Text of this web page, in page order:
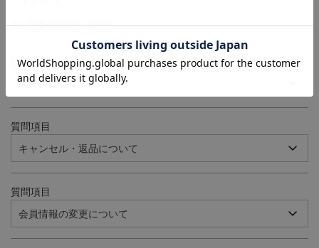
例：090-000001-00001
質問項目
質問項目
質問項目